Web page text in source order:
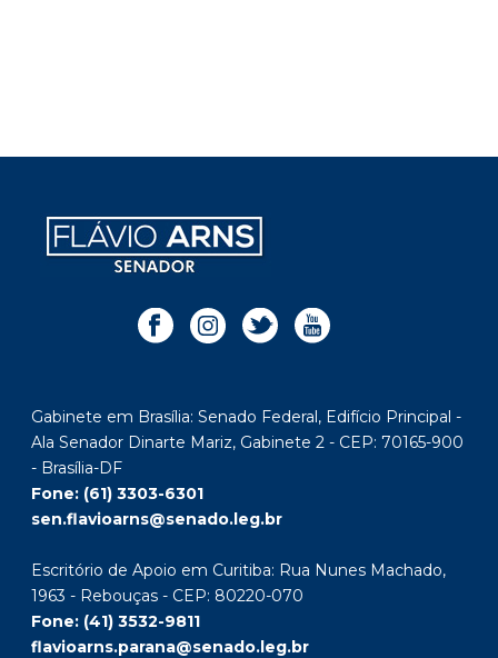
Gabinete em Brasília: Senado Federal, Edifício Principal -
Ala Senador Dinarte Mariz, Gabinete 2 - CEP: 70165-900
- Brasília-DF
Fone: (61) 3303-6301
sen.flavioarns@senado.leg.br
Escritório de Apoio em Curitiba: Rua Nunes Machado,
1963 - Rebouças - CEP: 80220-070
Fone: (41) 3532-9811
flavioarns.parana@senado.leg.br